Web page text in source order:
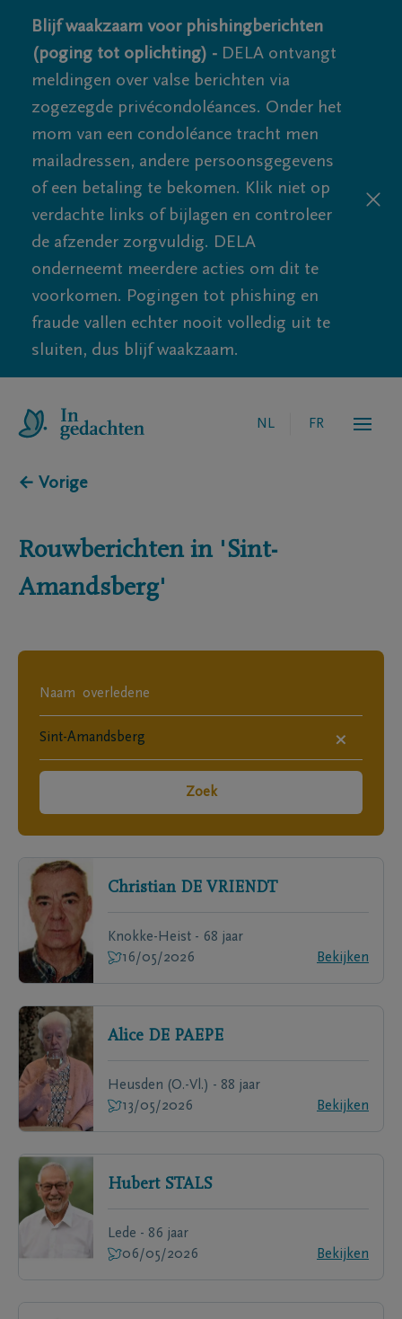
Blijf waakzaam voor phishingberichten
(poging tot oplichting) - DELA ontvangt
meldingen over valse berichten via
zogezegde privécondoléances. Onder het
mom van een condoléance tracht men
mailadressen, andere persoonsgegevens
of een betaling te bekomen. Klik niet op
verdachte links of bijlagen en controleer
de afzender zorgvuldig. DELA
onderneemt meerdere acties om dit te
voorkomen. Pogingen tot phishing en
fraude vallen echter nooit volledig uit te
sluiten, dus blijf waakzaam.
NL FR
← Vorige
Rouwberichten in 'Sint-
Amandsberg'
×
Zoek
Christian DE VRIENDT
Knokke-Heist - 68 jaar
16/05/2026
Bekijken
Alice DE PAEPE
Heusden (O.-Vl.) - 88 jaar
13/05/2026
Bekijken
Hubert STALS
Lede - 86 jaar
06/05/2026
Bekijken